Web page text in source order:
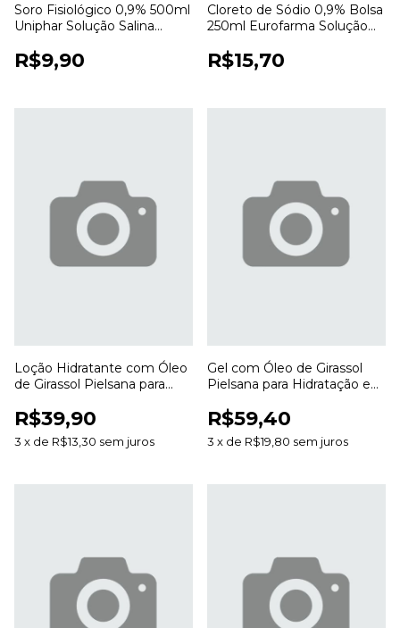
Soro Fisiológico 0,9% 500ml
Uniphar Solução Salina
R$9,90
Cloreto de Sódio 0,9% Bolsa
250ml Eurofarma Solução
R$15,70
Loção Hidratante com Óleo
de Girassol Pielsana para
a Pele
R$39,90
3 x de R$13,30 sem juros
Gel com Óleo de Girassol
Pielsana para Hidratação e
R$59,40
3 x de R$19,80 sem juros